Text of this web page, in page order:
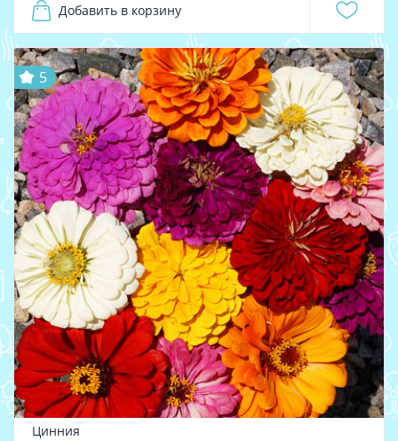
Добавить в корзину
5
Цинния